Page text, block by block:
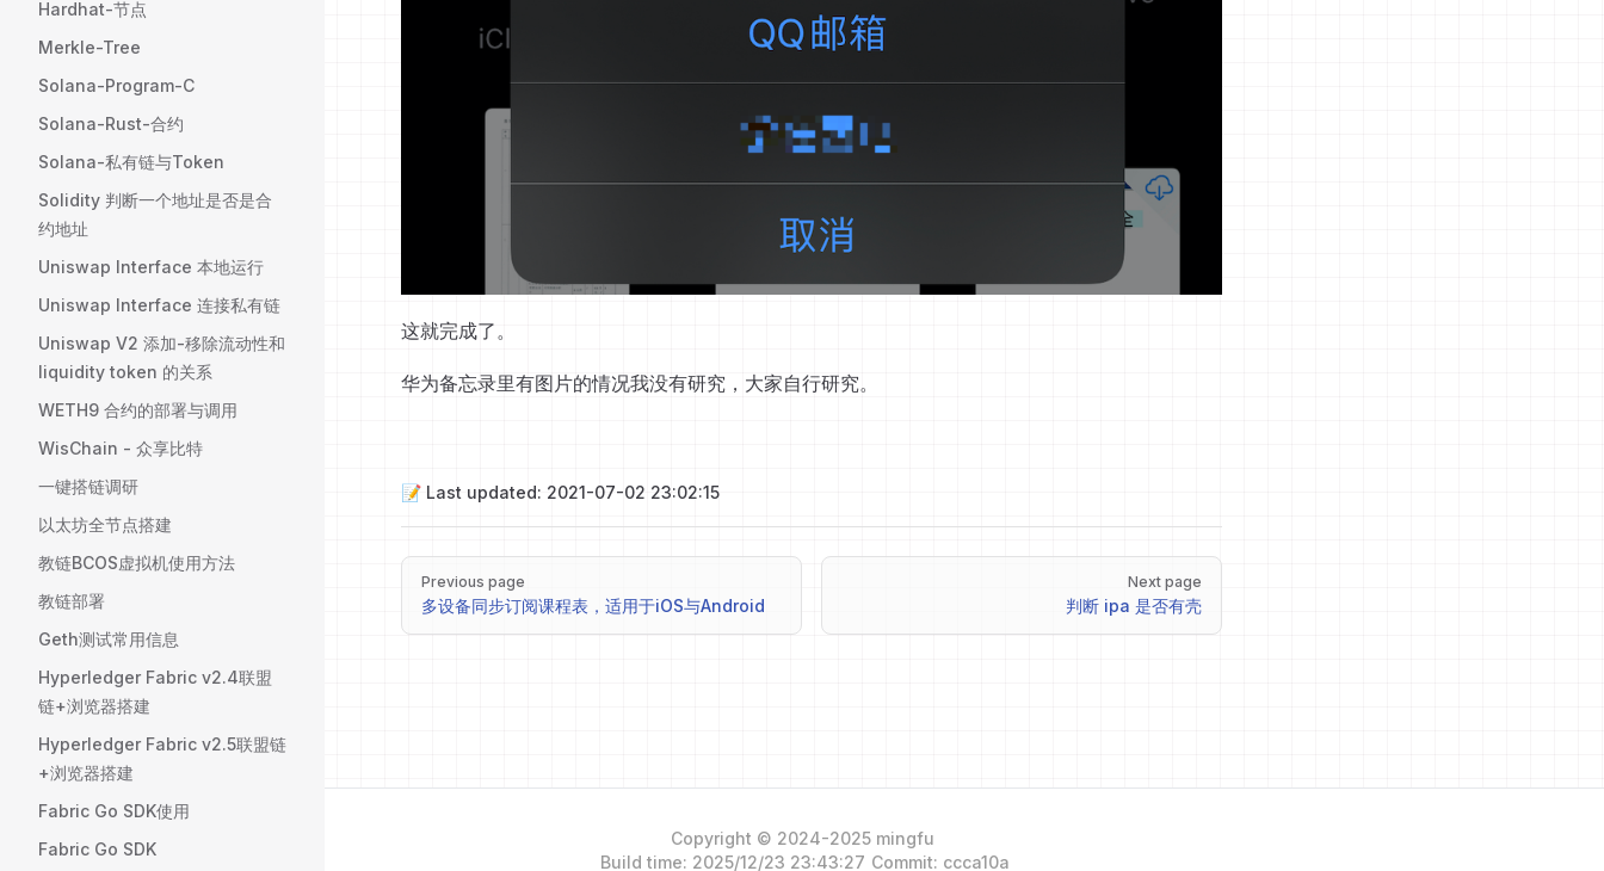
Hardhat-节点
Merkle-Tree
Solana-Program-C
Solana-Rust-合约
Solana-私有链与Token
Solidity 判断一个地址是否是合
约地址
Uniswap Interface 本地运行
Uniswap Interface 连接私有链
Uniswap V2 添加-移除流动性和
liquidity token 的关系
WETH9 合约的部署与调用
WisChain - 众享比特
一键搭链调研
以太坊全节点搭建
教链BCOS虚拟机使用方法
教链部署
Geth测试常用信息
Hyperledger Fabric v2.4联盟
链+浏览器搭建
Hyperledger Fabric v2.5联盟链
+浏览器搭建
Fabric Go SDK使用
Fabric Go SDK
这就完成了。
华为备忘录里有图片的情况我没有研究，大家自行研究。
📝 Last updated: 2021-07-02 23:02:15
PagerPrevious page
多设备同步订阅课程表，适用于iOS与Android
Next page
判断 ipa 是否有壳
Copyright © 2024-2025 mingfu
Build time: 2025/12/23 23:43:27 Commit: ccca10a